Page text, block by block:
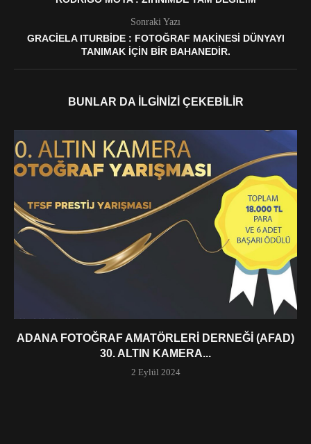
Sonraki Yazı
GRACIELA ITURBIDE : FOTOĞRAF MAKINESI DÜNYAYI
TANIMAK IÇIN BIR BAHANEDIR.
BUNLAR DA İLGINIZI ÇEKEBILIR
ADANA FOTOĞRAF AMATÖRLERI DERNEĞI (AFAD)
30. ALTIN KAMERA...
2 Eylül 2024